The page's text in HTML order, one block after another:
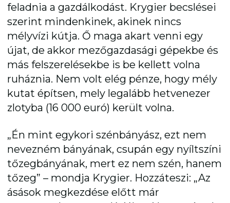
feladnia a gazdálkodást. Krygier becslései
szerint mindenkinek, akinek nincs
mélyvízi kútja. Ő maga akart venni egy
újat, de akkor mezőgazdasági gépekbe és
más felszerelésekbe is be kellett volna
ruháznia. Nem volt elég pénze, hogy mély
kutat építsen, mely legalább hetvenezer
zlotyba (16 000 euró) került volna.
„Én mint egykori szénbányász, ezt nem
nevezném bányának, csupán egy nyíltszíni
tőzegbányának, mert ez nem szén, hanem
tőzeg” – mondja Krygier. Hozzáteszi: „Az
ásások megkezdése előtt már